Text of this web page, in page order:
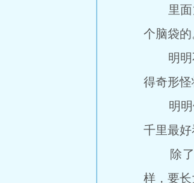
里面龙
个脑袋的
明明不
得奇形怪
明明他
千里最好
除了他
样，要长